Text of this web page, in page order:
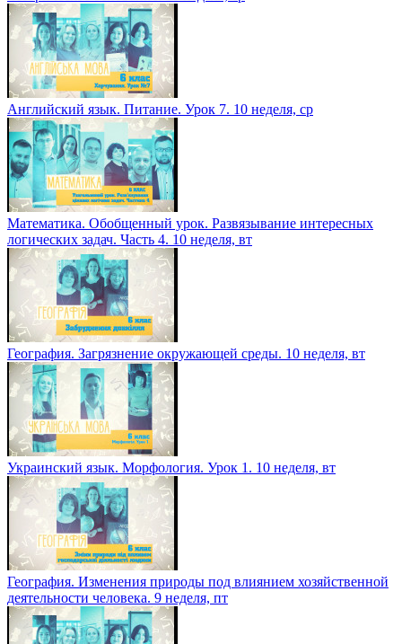
Английский язык. Питание. Урок 7. 10 неделя, ср
Математика. Обобщенный урок. Развязывание интересных
логических задач. Часть 4. 10 неделя, вт
География. Загрязнение окружающей среды. 10 неделя, вт
Украинский язык. Морфология. Урок 1. 10 неделя, вт
География. Изменения природы под влиянием хозяйственной
деятельности человека. 9 неделя, пт